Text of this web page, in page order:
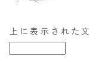
上に表示された